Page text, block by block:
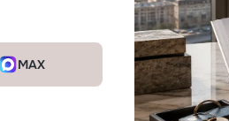
MAX